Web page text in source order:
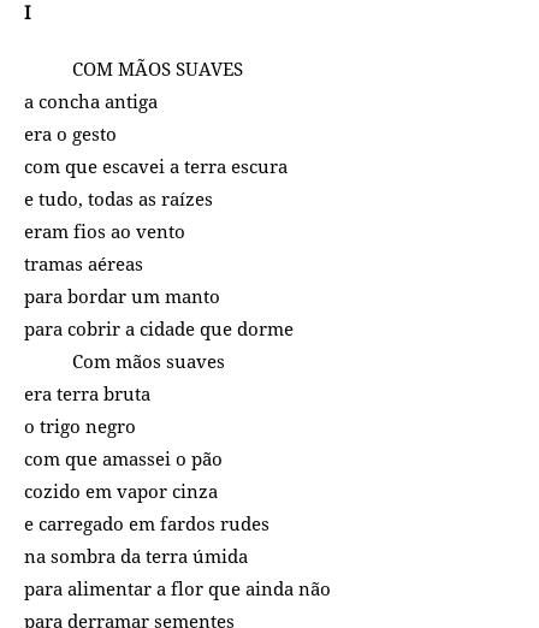
I
COM MÃOS SUAVES
a concha antiga
era o gesto
com que escavei a terra escura
e tudo, todas as raízes
eram fios ao vento
tramas aéreas
para bordar um manto
para cobrir a cidade que dorme
Com mãos suaves
era terra bruta
o trigo negro
com que amassei o pão
cozido em vapor cinza
e carregado em fardos rudes
na sombra da terra úmida
para alimentar a flor que ainda não
para derramar sementes